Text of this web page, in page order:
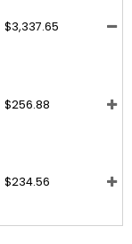
$3,337.65
$256.88
$234.56